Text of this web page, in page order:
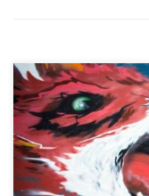
U pewnego odsetka
psychoza. Zespół
jaką liczbę chodzi.
wspólnego z
przerażające. Osoby